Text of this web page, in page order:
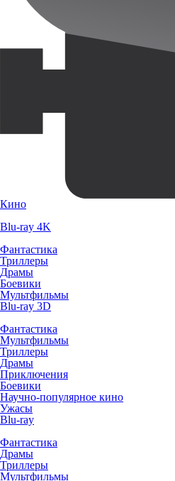
Кино
Blu-ray 4K
Фантастика
Триллеры
Драмы
Боевики
Мультфильмы
Blu-ray 3D
Фантастика
Мультфильмы
Триллеры
Драмы
Приключения
Боевики
Научно-популярное кино
Ужасы
Blu-ray
Фантастика
Драмы
Триллеры
Мультфильмы